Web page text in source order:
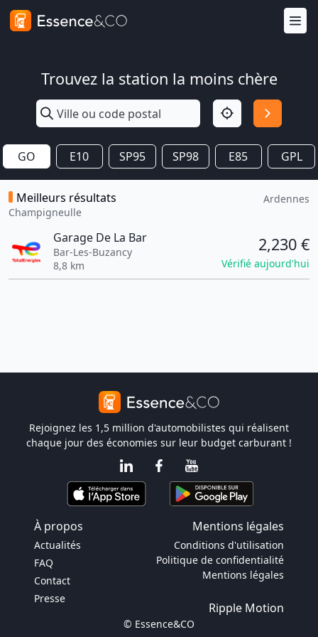
Trouvez la station la moins chère
GO E10 SP95 SP98 E85 GPL
Meilleurs résultats
Champigneulle
Ardennes
Garage De La Bar
Bar-Les-Buzancy
8,8 km
2,230 €
Vérifié aujourd'hui
Rejoignez les 1,5 million d'automobilistes qui réalisent
chaque jour des économies sur leur budget carburant !
À propos Mentions légales
Actualités
FAQ
Contact
Presse
Conditions d'utilisation
Politique de confidentialité
Mentions légales
Ripple Motion
© Essence&CO